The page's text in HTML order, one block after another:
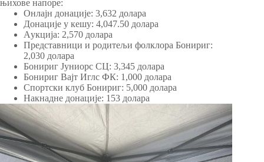
њихове напоре:
Онлајн донације: 3,632 долара
Донације у кешу: 4,047.50 долара
Aукција: 2,570 долара
Представници и родитељи фолклора Бонириг:
2,030 долара
Бонириг Јуниорс СЦ: 3,345 долара
Бонириг Вајт Иглс ФК: 1,000 долара
Спортски клуб Бонириг: 5,000 долара
Накнадне донације: 153 долара